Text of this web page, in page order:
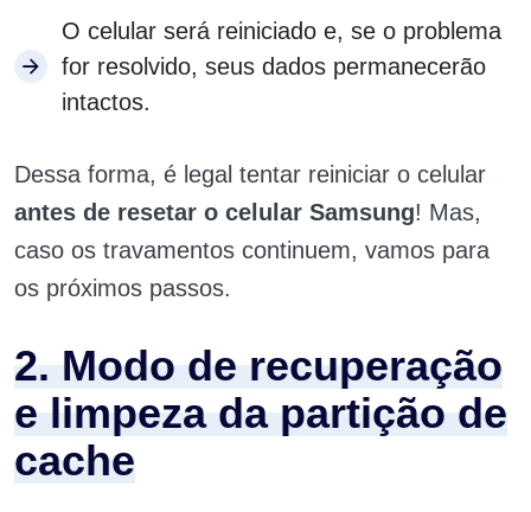
O celular será reiniciado e, se o problema
for resolvido, seus dados permanecerão
intactos.
Dessa forma, é legal tentar reiniciar o celular
antes de resetar o celular Samsung! Mas,
caso os travamentos continuem, vamos para
os próximos passos.
2. Modo de recuperação
e limpeza da partição de
cache